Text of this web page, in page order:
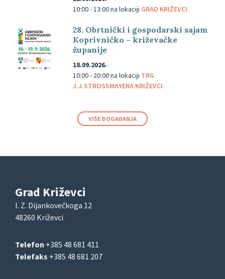
10:00 - 13:00na lokaciji GRAD KRIŽEVCI
28. Obrtnički i gospodarski sajam
Koprivničko – križevačke
županije
18.09.2026.
10:00 - 20:00na lokaciji TRG
J.J.STROSSMAYERA KRIŽEVCI
VIŠE DOGAĐANJA
Grad Križevci
I. Z. Dijankovečkoga 12
48260 Križevci
Telefon +385 48 681 411
Telefaks +385 48 681 207